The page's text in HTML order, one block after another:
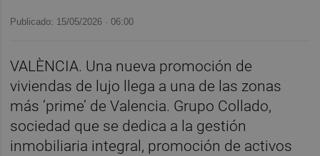
Publicado: 15/05/2026 ·06:00
VALÈNCIA. Una nueva promoción de
viviendas de lujo llega a una de las zonas
más ‘prime’ de Valencia. Grupo Collado,
sociedad que se dedica a la gestión
inmobiliaria integral, promoción de activos